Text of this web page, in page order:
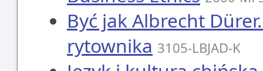
Być jak Albrecht
rytownika 3105-LBJAD-K